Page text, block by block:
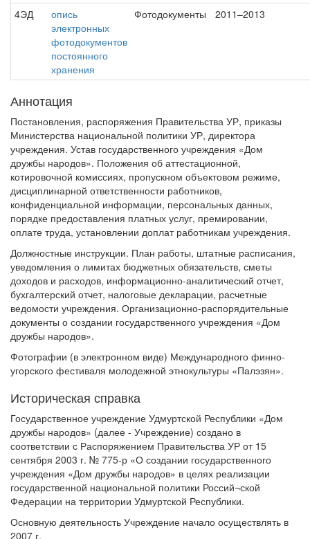
4ЭД
опись
электронных
фотодокументов
постоянного
хранения
Фотодокументы 2011–2013
Аннотация
Постановления, распоряжения Правительства УР, приказы
Министерства национальной политики УР, директора
учреждения. Устав государственного учреждения «Дом
дружбы народов». Положения об аттестационной,
котировочной комиссиях, пропускном объектовом режиме,
дисциплинарной ответственности работников,
конфиденциальной информации, персональных данных,
порядке предоставления платных услуг, премировании,
оплате труда, установлении доплат работникам учреждения.
Должностные инструкции. План работы, штатные расписания,
уведомления о лимитах бюджетных обязательств, сметы
доходов и расходов, информационно-аналитический отчет,
бухгалтерский отчет, налоговые декларации, расчетные
ведомости учреждения. Организационно-распорядительные
документы о создании государственного учреждения «Дом
дружбы народов».
Фотографии (в электронном виде) Международного финно-
угорского фестиваля молодежной этнокультуры «Палэзян».
Историческая справка
Государственное учреждение Удмуртской Республики «Дом
дружбы народов» (далее - Учреждение) создано в
соответствии с Распоряжением Правительства УР от 15
сентября 2003 г. № 775-р «О создании государственного
учреждения «Дом дружбы народов» в целях реализации
государственной национальной политики Россий¬ской
Федерации на территории Удмуртской Республики.
Основную деятельность Учреждение начало осуществлять в
2007 г.